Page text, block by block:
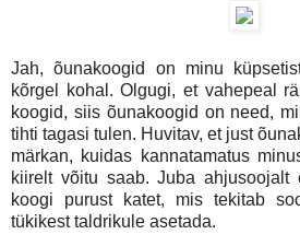
Jah, õunakoogid on minu
kõrgel kohal. Olgugi, et vahepeal
koogid, siis õunakoogid on need,
tihti tagasi tulen. Huvitav, et just
märkan, kuidas kannatamatus
kiirelt võitu saab. Juba ahjusoojalt
koogi purust katet, mis tekitab
tükikest taldrikule asetada.